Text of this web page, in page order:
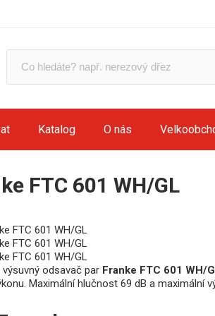
Katalog O nás
FTC 601 WH/GL
odsavač par Franke FTC 601 WH/
Maximální hlučnost 69 dB a maximální